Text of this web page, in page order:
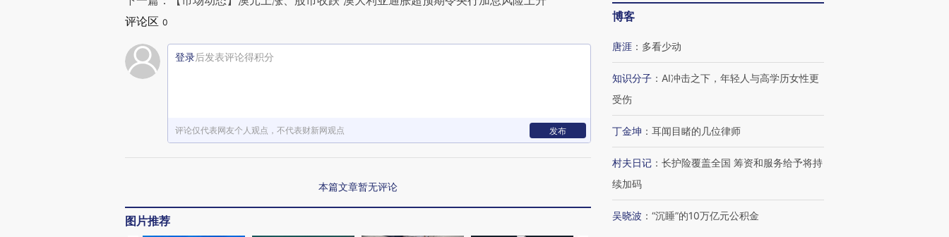
评论区 0
登录后发表评论得积分
评论仅代表网友个人观点，不代表财新网观点 发布
本篇文章暂无评论
图片推荐
博客
唐涯 ： 多看少动
知识分子 ： AI冲击之下，年轻人与高学历女性更
受伤
丁金坤 ： 耳闻目睹的几位律师
村夫日记 ： 长护险覆盖全国 筹资和服务给予将持
续加码
吴晓波 ： “沉睡”的10万亿元公积金